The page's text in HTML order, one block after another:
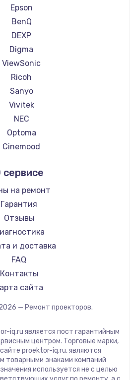
HITACHI
Panasonic
Hisense
Epson
BenQ
DEXP
Digma
ViewSonic
Ricoh
Sanyo
Vivitek
NEC
Optoma
Cinemood
Barco
Xgimi
Canon
JVC
Casio
Hiper
HITACHI
Panasonic
Hisense
сервисе
на ремонт
Гарантия
Отзывы
и доставка
FAQ
Контакты
сайта
— Ремонт проекторов.
iq.ru является пост гарантийным
центром. Торговые марки,
proektor-iq.ru, являются
товарными знаками компаний
используется не с целью